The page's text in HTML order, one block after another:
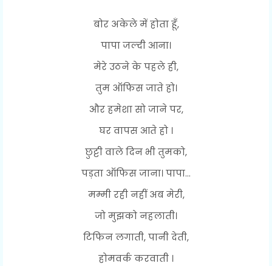
बोर अकेले में होता हूँ,
पापा जल्दी आना।
मेरे उठने के पहले ही,
तुम ऑफिस जाते हो।
और हमेशा सो जाने पर,
घर वापस आते हो ।
छुट्टी वाले दिन भी तुमको,
पड़ता ऑफिस जाना। पापा...
मम्मी रही नहीं अब मेरी,
जो मुझको नहलाती।
टिफिन लगाती, पानी देती,
होमवर्क करवाती ।